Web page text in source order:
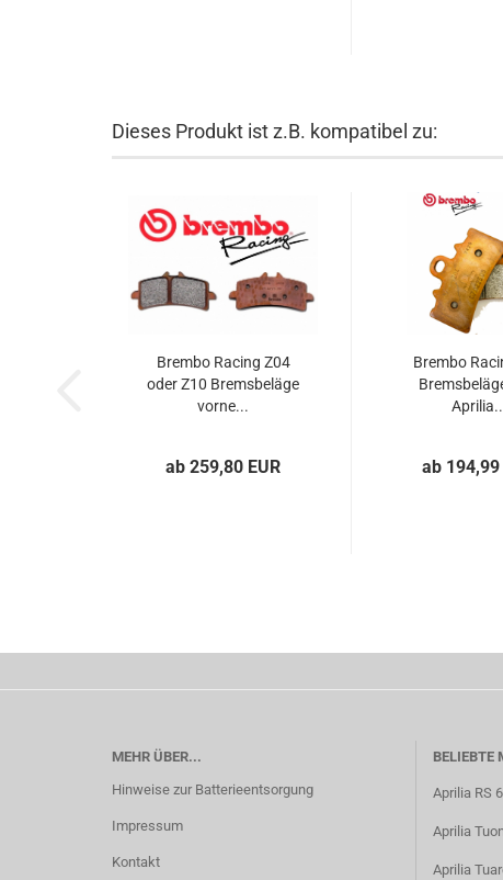
Dieses Produkt ist z.B. kompatibel zu:
Brembo Racing Z04
oder Z10 Bremsbeläge
vorne...
ab 259,80 EUR
Brembo
ab 194,99
MEHR ÜBER...
Hinweise zur Batterieentsorgung
Impressum
Kontakt
BELIEBTE
Aprilia RS
Aprilia
Aprilia